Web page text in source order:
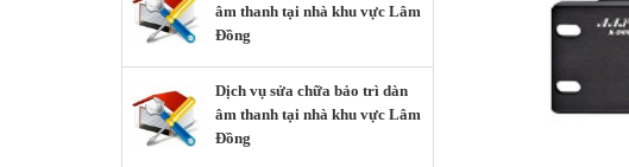
âm thanh tại nhà khu vực Lâm
Đồng
Dịch vụ sửa chữa bảo trì dàn
âm thanh tại nhà khu vực Lâm
Đồng